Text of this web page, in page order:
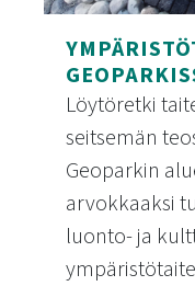
Löytöretki
seitsemän
Geoparkin
arvokkaaksi
luonto- ja